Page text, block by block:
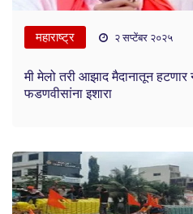
महाराष्ट्र २ सप्टेंबर २०२५
मी मेलो तरी आझाद मैदानातून हटणार
फडणवीसांना इशारा